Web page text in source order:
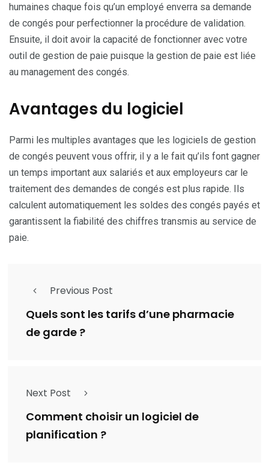
humaines chaque fois qu’un employé enverra sa demande
de congés pour perfectionner la procédure de validation.
Ensuite, il doit avoir la capacité de fonctionner avec votre
outil de gestion de paie puisque la gestion de paie est liée
au management des congés.
Avantages du logiciel
Parmi les multiples avantages que les logiciels de gestion
de congés peuvent vous offrir, il y a le fait qu’ils font gagner
un temps important aux salariés et aux employeurs car le
traitement des demandes de congés est plus rapide. Ils
calculent automatiquement les soldes des congés payés et
garantissent la fiabilité des chiffres transmis au service de
paie.
Previous Post
Quels sont les tarifs d’une pharmacie
de garde ?
Next Post
Comment choisir un logiciel de
planification ?